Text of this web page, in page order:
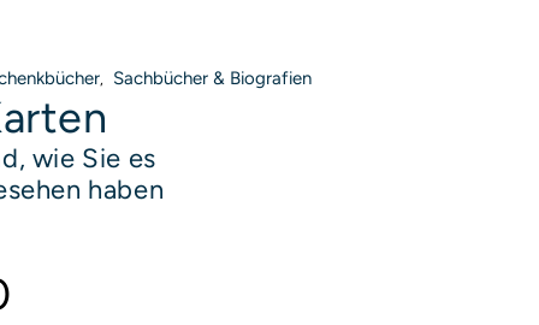
entdecken
, Sachbücher & Biografien
wie Sie es
haben